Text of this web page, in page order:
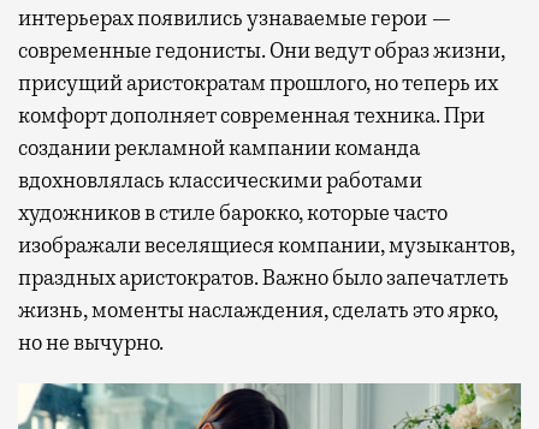
интерьерах появились узнаваемые герои —
современные гедонисты. Они ведут образ жизни,
присущий аристократам прошлого, но теперь их
комфорт дополняет современная техника. При
создании рекламной кампании команда
вдохновлялась классическими работами
художников в стиле барокко, которые часто
изображали веселящиеся компании, музыкантов,
праздных аристократов. Важно было запечатлеть
жизнь, моменты наслаждения, сделать это ярко,
но не вычурно.